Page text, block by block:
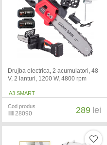
Drujba electrica, 2 acumulatori, 48
V, 2 lanturi, 1200 W, 4800 rpm
A3 SMART
Cod produs
28090 289 lei